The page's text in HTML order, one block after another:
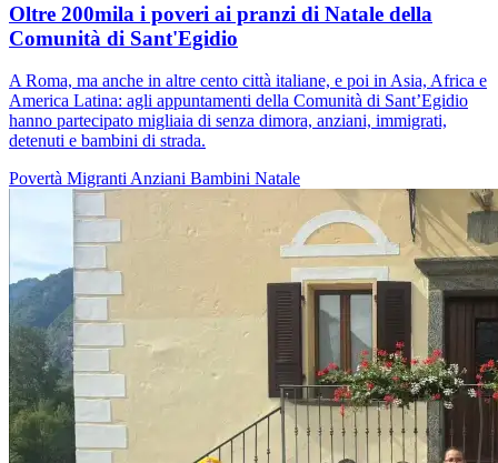
Oltre 200mila i poveri ai pranzi di Natale della
Comunità di Sant'Egidio
A Roma, ma anche in altre cento città italiane, e poi in Asia, Africa e
America Latina: agli appuntamenti della Comunità di Sant’Egidio
hanno partecipato migliaia di senza dimora, anziani, immigrati,
detenuti e bambini di strada.
Povertà Migranti Anziani Bambini Natale